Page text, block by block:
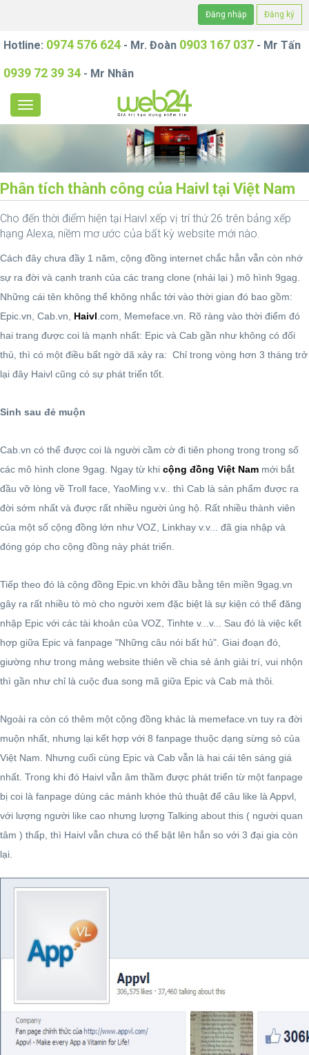
Đăng nhập Đăng ký
Hotline: 0974 576 624 - Mr. Đoàn 0903 167 037 - Mr Tấn
0939 72 39 34 - Mr Nhân
Phân tích thành công của Haivl tại Việt Nam
Cho đến thời điểm hiện tại Haivl xếp vị trí thứ 26 trên bảng xếp
hạng Alexa, niềm mơ ước của bất kỳ website mới nào.
Cách đây chưa đầy 1 năm, cộng đồng internet chắc hẳn vẫn còn nhớ
sự ra đời và cạnh tranh của các trang clone (nhái lại ) mô hình 9gag.
Những cái tên không thể không nhắc tới vào thời gian đó bao gồm:
Epic.vn, Cab.vn, Haivl .com, Memeface.vn. Rõ ràng vào thời điểm đó
hai trang được coi là mạnh nhất: Epic và Cab gần như không có đối
thủ, thì có một điều bất ngờ dã xảy ra: Chỉ trong vòng hơn 3 tháng trở
lại đây Haivl cũng có sự phát triển tốt.
Sinh sau đẻ muộn
Cab.vn có thể được coi là người cầm cờ đi tiên phong trong trong số
các mô hình clone 9gag. Ngay từ khi cộng đồng Việt Nam mới bắt
đầu vỡ lòng về Troll face, YaoMing v.v.. thì Cab là sản phẩm được ra
đời sớm nhất và được rất nhiều người ủng hộ. Rất nhiều thành viên
của một số cộng đồng lớn như VOZ, Linkhay v.v... đã gia nhập và
đóng góp cho cộng đồng này phát triển.
Tiếp theo đó là cộng đồng Epic.vn khởi đầu bằng tên miền 9gag.vn
gây ra rất nhiều tò mò cho người xem đặc biệt là sự kiện có thể đăng
nhập Epic với các tài khoản của VOZ, Tinhte v...v... Sau đó là việc kết
hợp giữa Epic và fanpage "Những câu nói bất hủ". Giai đoạn đó,
giường như trong mảng website thiên về chia sẻ ảnh giải trí, vui nhộn
thì gần như chỉ là cuộc đua song mã giữa Epic và Cab mà thôi.
Ngoài ra còn có thêm một cộng đồng khác là memeface.vn tuy ra đời
muộn nhất, nhưng lại kết hợp với 8 fanpage thuộc dạng sừng sỏ của
Việt Nam. Nhưng cuối cùng Epic và Cab vẫn là hai cái tên sáng giá
nhất. Trong khi đó Haivl vẫn âm thầm được phát triển từ một fanpage
bị coi là fanpage dùng các mánh khóe thủ thuật để câu like là Appvl,
với lượng người like cao nhưng lượng Talking about this ( người quan
tâm ) thấp, thì Haivl vẫn chưa có thể bật lên hẳn so với 3 đại gia còn
lại.